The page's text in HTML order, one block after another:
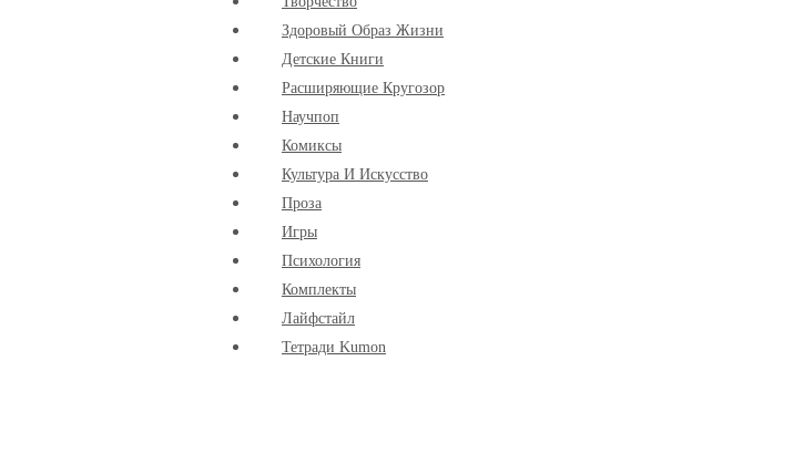
Здоровый Образ Жизни
Детские Книги
Расширяющие Кругозор
Научпоп
Комиксы
Культура И Искусство
Проза
Игры
Психология
Комплекты
Лайфстайл
Тетради Kumon